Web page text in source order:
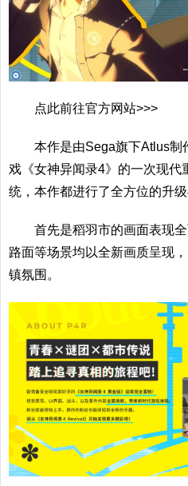
点此前往官方网站>>>
本作是由Sega旗下Atlus制
戏《女神异闻录4》的一次现代
统，本作都进行了全方位的升级
首先是稻羽市的画面表现
路面等场景均以全新画质呈现
镇氛围。